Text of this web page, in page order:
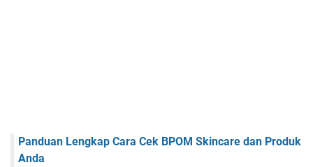
Panduan Lengkap Cara Cek BPOM Skincare dan Produk
Anda